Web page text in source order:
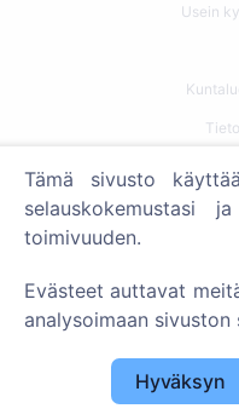
Usein
Tämä sivusto
selauskokemustasi
toimivuuden.
Evästeet auttavat
analysoimaan sivuston
Hyväksyn